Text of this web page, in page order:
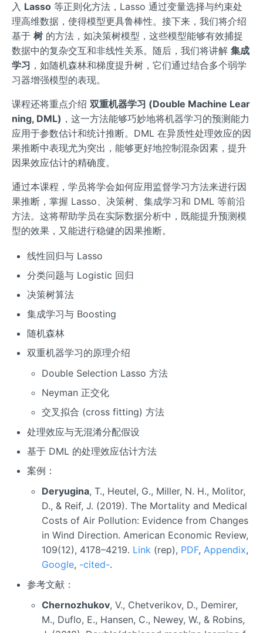
入 Lasso 等正则化方法，Lasso 通过变量选择与约束处
理高维数据，使得模型更具鲁棒性。接下来，我们将介绍
基于 树 的方法，如决策树模型，这些模型能够有效捕捉
数据中的复杂交互和非线性关系。随后，我们将讲解 集成
学习 ，如随机森林和梯度提升树，它们通过结合多个弱学
习器增强模型的表现。
课程还将重点介绍 双重机器学习 (Double Machine Lear
ning, DML) ，这一方法能够巧妙地将机器学习的预测能力
应用于参数估计和统计推断。DML 在异质性处理效应的因
果推断中表现尤为突出，能够更好地控制混杂因素，提升
因果效应估计的精确度。
通过本课程，学员将学会如何应用监督学习方法来进行因
果推断，掌握 Lasso、决策树、集成学习和 DML 等前沿
方法。这将帮助学员在实际数据分析中，既能提升预测模
型的效果，又能进行稳健的因果推断。
线性回归与 Lasso
分类问题与 Logistic 回归
决策树算法
集成学习与 Boosting
随机森林
双重机器学习的原理介绍
Double Selection Lasso 方法
Neyman 正交化
交叉拟合 (cross fitting) 方法
处理效应与无混淆分配假设
基于 DML 的处理效应估计方法
案例：
Deryugina, T., Heutel, G., Miller, N. H., Molitor,
D., & Reif, J. (2019). The Mortality and Medical
Costs of Air Pollution: Evidence from Changes
in Wind Direction. American Economic Review,
109(12), 4178–4219. Link (rep), PDF, Appendix,
Google, -cited-.
参考文献：
Chernozhukov, V., Chetverikov, D., Demirer,
M., Duflo, E., Hansen, C., Newey, W., & Robins,